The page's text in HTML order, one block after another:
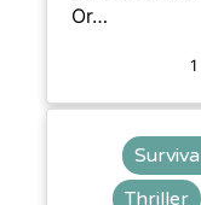
Or…
Thriller